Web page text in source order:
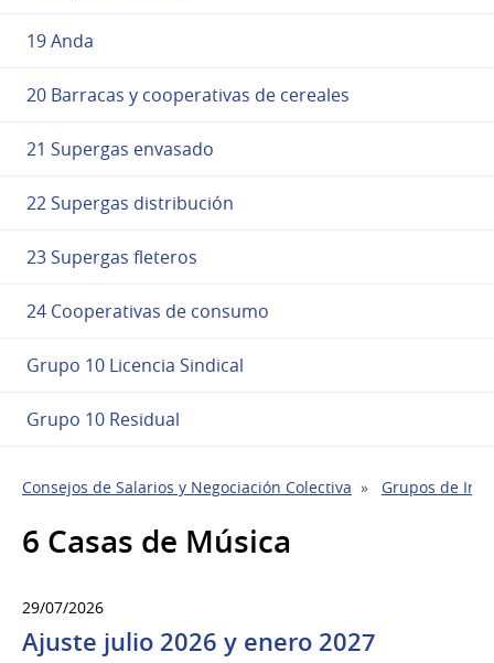
19 Anda
20 Barracas y cooperativas de cereales
21 Supergas envasado
22 Supergas distribución
23 Supergas fleteros
24 Cooperativas de consumo
Grupo 10 Licencia Sindical
Grupo 10 Residual
Consejos de Salarios y Negociación Colectiva Grupos de
6 Casas de Música
29/07/2026
Ajuste julio 2026 y enero 2027